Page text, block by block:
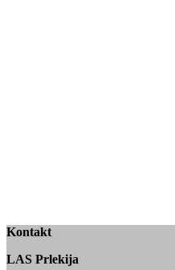
Kontakt
LAS Prlekija